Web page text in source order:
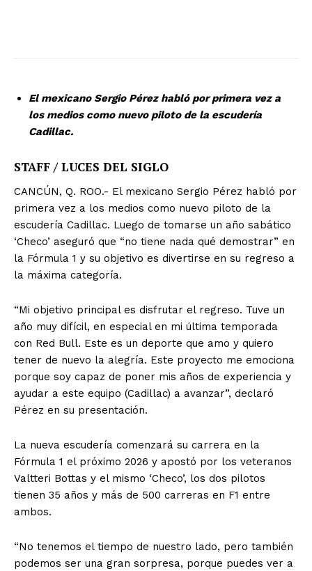
El mexicano Sergio Pérez habló por primera vez a
los medios como nuevo piloto de la escudería
Cadillac.
STAFF / LUCES DEL SIGLO
CANCÚN, Q. ROO.- El mexicano Sergio Pérez habló por
primera vez a los medios como nuevo piloto de la
escudería Cadillac. Luego de tomarse un año sabático
‘Checo’ aseguró que “no tiene nada qué demostrar” en
la Fórmula 1 y su objetivo es divertirse en su regreso a
la máxima categoría.
“Mi objetivo principal es disfrutar el regreso. Tuve un
año muy difícil, en especial en mi última temporada
con Red Bull. Este es un deporte que amo y quiero
tener de nuevo la alegría. Este proyecto me emociona
porque soy capaz de poner mis años de experiencia y
ayudar a este equipo (Cadillac) a avanzar”, declaró
Pérez en su presentación.
La nueva escudería comenzará su carrera en la
Fórmula 1 el próximo 2026 y apostó por los veteranos
Valtteri Bottas y el mismo ‘Checo’, los dos pilotos
tienen 35 años y más de 500 carreras en F1 entre
ambos.
“No tenemos el tiempo de nuestro lado, pero también
podemos ser una gran sorpresa, porque puedes ver a